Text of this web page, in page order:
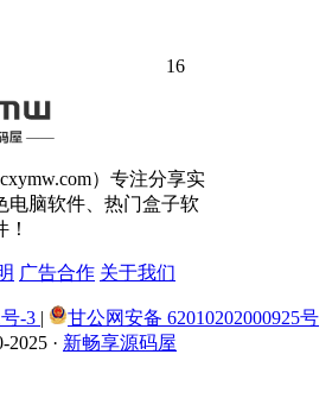
16
）专注分享实
电脑软件、热门盒子软
广告合作 关于我们
-3 |
甘公网安备 62010202000925号
· 新畅享源码屋